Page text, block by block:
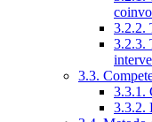
3.2.2.
3.2.3.
3.3.
3.3.1.
3.3.2.